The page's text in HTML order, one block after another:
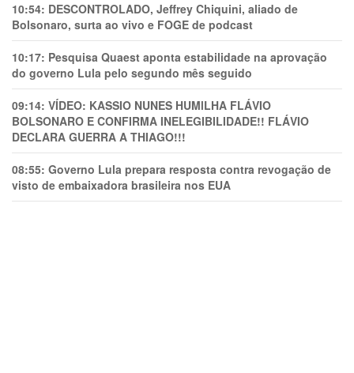
10:54: DESCONTROLADO, Jeffrey Chiquini, aliado de
Bolsonaro, surta ao vivo e FOGE de podcast
10:17: Pesquisa Quaest aponta estabilidade na aprovação
do governo Lula pelo segundo mês seguido
09:14: VÍDEO: KASSIO NUNES HUMlLHA FLÁVIO
BOLSONARO E CONFIRMA INELEGIBILIDADE!! FLÁVIO
DECLARA GUERRA A THIAGO!!!
08:55: Governo Lula prepara resposta contra revogação de
visto de embaixadora brasileira nos EUA